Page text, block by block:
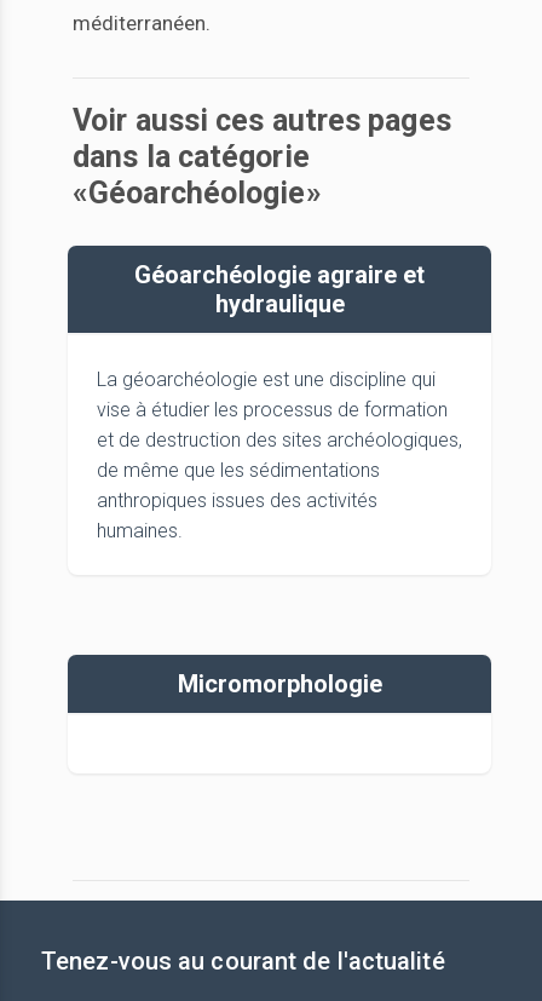
méditerranéen.
Voir aussi ces autres pages
dans la catégorie
«Géoarchéologie»
Géoarchéologie agraire et
hydraulique
La géoarchéologie est une discipline qui
vise à étudier les processus de formation
et de destruction des sites archéologiques,
de même que les sédimentations
anthropiques issues des activités
humaines.
Micromorphologie
Tenez-vous au courant de l'actualité